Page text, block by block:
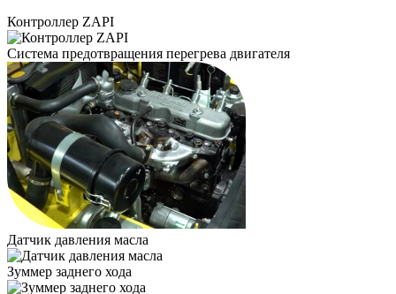
Контроллер ZAPI
Система предотвращения перегрева двигателя
Датчик давления масла
Зуммер заднего хода